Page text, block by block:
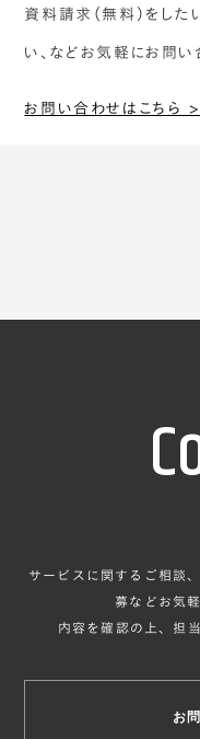
資料請求（無料）をした
い、などお気軽にお問い
お問い合わせはこちら >
サービスに関するご相談
募などお気
内容を確認の上、担
お